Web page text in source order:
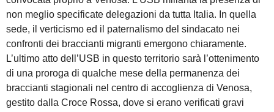
non meglio specificate delegazioni da tutta Italia. In quella
sede, il verticismo ed il paternalismo del sindacato nei
confronti dei braccianti migranti emergono chiaramente.
L’ultimo atto dell’USB in questo territorio sarà l’ottenimento
di una proroga di qualche mese della permanenza dei
braccianti stagionali nel centro di accoglienza di Venosa,
gestito dalla Croce Rossa, dove si erano verificati gravi